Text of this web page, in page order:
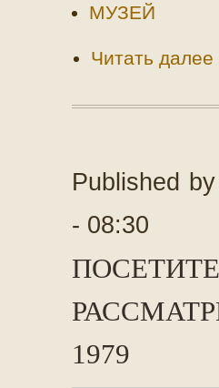
МУЗЕЙ
Читать далее
Published
- 08:30
1979